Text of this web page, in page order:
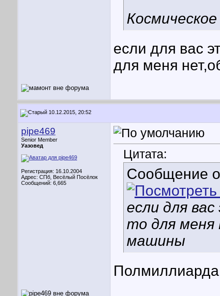
если для вас
для меня
10.12.2015, 20:52
pipe469
Senior Member
Уазовед
Регистрация: 16.10.2004
Адрес: СПб, Весёлый Посёлок
Сообщений: 6,665
Цитата:
Сообщение
если для
то для
машины